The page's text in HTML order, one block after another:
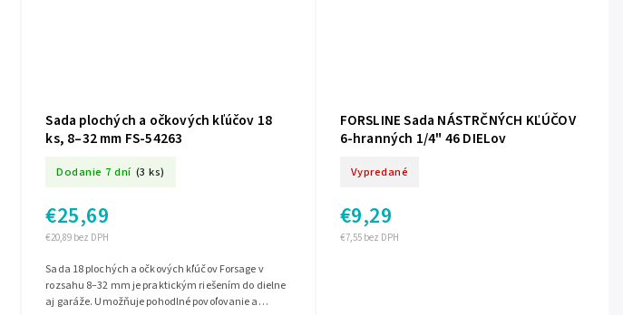
Sada plochých a očkových kľúčov 18
ks, 8–32 mm FS-54263
Dodanie 7 dní (3 ks)
€20,89 bez DPH
€25,69
Sada 18 plochých a očkových kľúčov Forsage v
rozsahu 8–32 mm je praktickým riešením do dielne
aj garáže. Umožňuje pohodlné povoľovanie a
FORSLINE Sada NÁSTRČNÝCH KĽÚČOV
6-hranných 1/4" 46 DIELov
Vypredané
€7,55 bez DPH
€9,29